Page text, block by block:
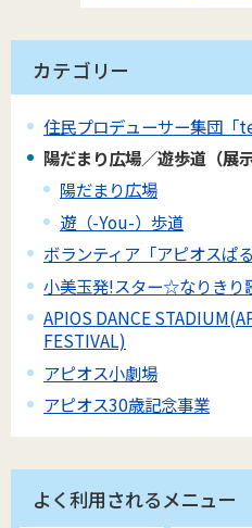
カテゴリー
住民プロデューサー集団「
陽だまり広場／遊歩道（展
陽だまり広場
遊（-You-）歩道
ボランティア「アピオスぱる
小美玉発!スター☆なりきり
APIOS DANCE
FESTIVAL)
アピオス小劇場
アピオス30歳記念事業
よく利用されるメニュー